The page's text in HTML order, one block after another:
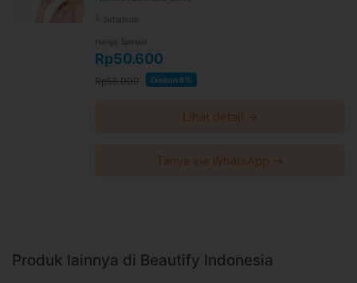
Setiabudi
Harga Spesial
Rp50.600
Rp55.000 Diskon 8%
Lihat detail →
Tanya via WhatsApp →
Produk lainnya di Beautify Indonesia